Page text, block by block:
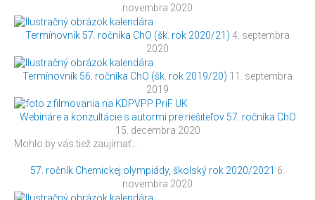
novembra 2020
Termínovník 57. ročníka ChO (šk. rok 2020/21) 4. septembra
2020
Termínovník 56. ročníka ChO (šk. rok 2019/20) 11. septembra
2019
Webináre a konzultácie s autormi pre riešiteľov 57. ročníka ChO
15. decembra 2020
Mohlo by vás tiež zaujímať…
57. ročník Chemickej olympiády, školský rok 2020/2021 6.
novembra 2020